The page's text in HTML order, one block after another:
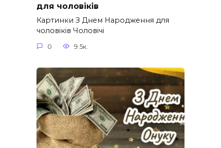
для чоловіків​
Картинки З Днем Народження для
чоловіків​ Чоловічі
0 9.5к.